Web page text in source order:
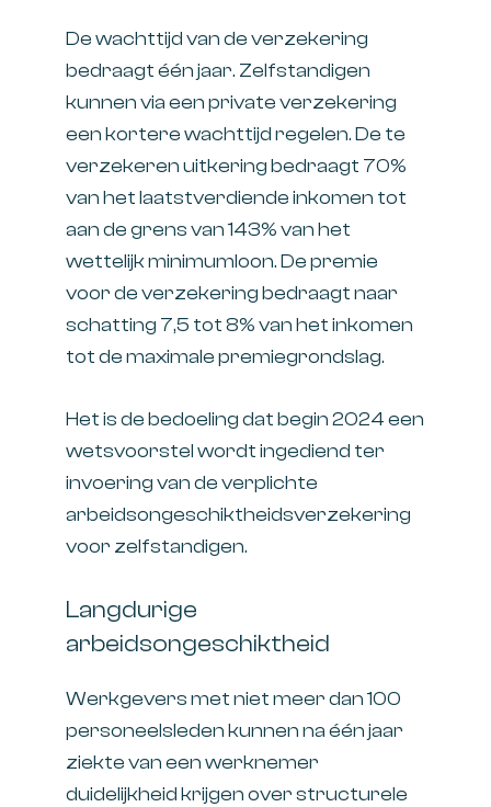
De wachttijd van de verzekering
bedraagt één jaar. Zelfstandigen
kunnen via een private verzekering
een kortere wachttijd regelen. De te
verzekeren uitkering bedraagt 70%
van het laatstverdiende inkomen tot
aan de grens van 143% van het
wettelijk minimumloon. De premie
voor de verzekering bedraagt naar
schatting 7,5 tot 8% van het inkomen
tot de maximale premiegrondslag.
Het is de bedoeling dat begin 2024 een
wetsvoorstel wordt ingediend ter
invoering van de verplichte
arbeidsongeschiktheidsverzekering
voor zelfstandigen.
Langdurige
arbeidsongeschiktheid
Werkgevers met niet meer dan 100
personeelsleden kunnen na één jaar
ziekte van een werknemer
duidelijkheid krijgen over structurele